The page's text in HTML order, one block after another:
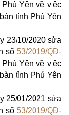
Phú Yên về việc
tỉnh Phú Yên
23/10/2020 sửa
số 53/2019/QĐ-
Phú Yên về việc
tỉnh Phú Yên
25/01/2021 sửa
số 53/2019/QĐ-